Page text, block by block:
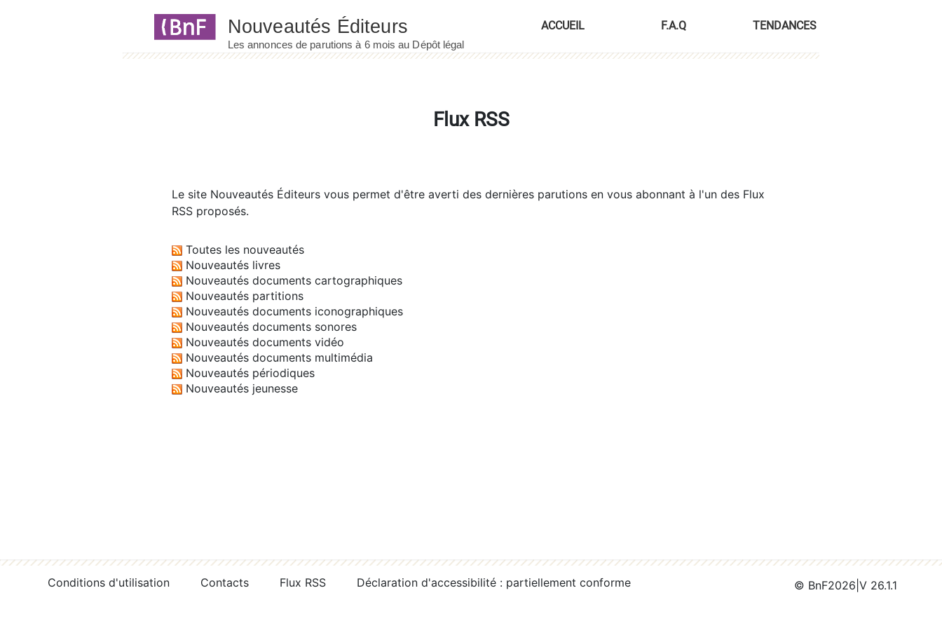
ACCUEIL F.A.Q TENDANCES
Flux RSS
Le site Nouveautés Éditeurs vous permet d'être averti des dernières parutions en vous abonnant à l'un des Flux
RSS proposés.
Toutes les nouveautés
Nouveautés livres
Nouveautés documents cartographiques
Nouveautés partitions
Nouveautés documents iconographiques
Nouveautés documents sonores
Nouveautés documents vidéo
Nouveautés documents multimédia
Nouveautés périodiques
Nouveautés jeunesse
Conditions d'utilisation Contacts Flux RSS Déclaration d'accessibilité : partiellement conforme © BnF2026 V 26.1.1